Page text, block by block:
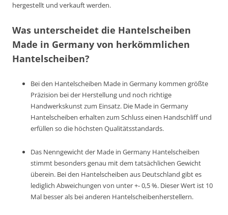
hergestellt und verkauft werden.
Was unterscheidet die Hantelscheiben
Made in Germany von herkömmlichen
Hantelscheiben?
Bei den Hantelscheiben Made in Germany kommen größte
Präzision bei der Herstellung und noch richtige
Handwerkskunst zum Einsatz. Die Made in Germany
Hantelscheiben erhalten zum Schluss einen Handschliff und
erfüllen so die höchsten Qualitätsstandards.
Das Nenngewicht der Made in Germany Hantelscheiben
stimmt besonders genau mit dem tatsächlichen Gewicht
überein. Bei den Hantelscheiben aus Deutschland gibt es
lediglich Abweichungen von unter +- 0,5 %. Dieser Wert ist 10
Mal besser als bei anderen Hantelscheibenherstellern.